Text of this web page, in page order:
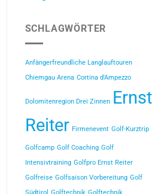
SCHLAGWÖRTER
Anfängerfreundliche Langlauftouren
Chiemgau Arena Cortina d'Ampezzo
Dolomitenregion Drei Zinnen Ernst
Reiter Firmenevent Golf-Kurztrip
Golfcamp Golf Coaching Golf
Intensivtraining Golfpro Ernst Reiter
Golfreise Golfsaison Vorbereitung Golf
Südtirol Golftechnik Golftechnik